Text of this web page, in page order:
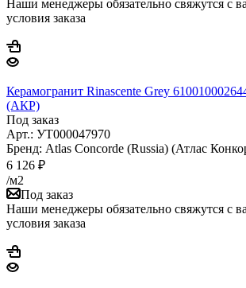
Наши менеджеры обязательно свяжутся с
условия заказа
Керамогранит Rinascente Grey
(АКР)
Под заказ
Арт.: УТ000047970
Бренд: Atlas Concorde (Russia) (Атлас
6 126 ₽
/м2
Под заказ
Наши менеджеры обязательно свяжутся с
условия заказа